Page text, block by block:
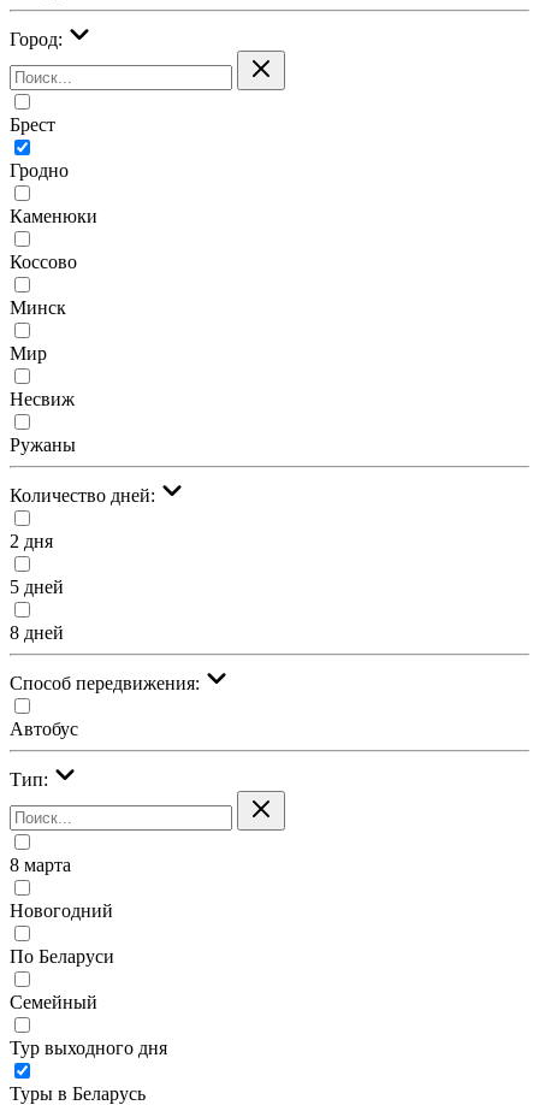
Город:
Брест
Гродно
Каменюки
Коссово
Минск
Мир
Несвиж
Ружаны
Количество дней:
2 дня
5 дней
8 дней
Cпособ передвижения:
Автобус
Тип:
8 марта
Новогодний
По Беларуси
Семейный
Тур выходного дня
Туры в Беларусь